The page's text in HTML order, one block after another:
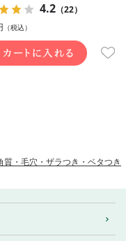
4.2 （22）
（税込）
質・毛穴・ザラつき・ベタつき